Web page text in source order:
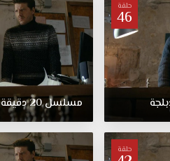
حلقة
46
مسلسل20دقيقة
حلقة